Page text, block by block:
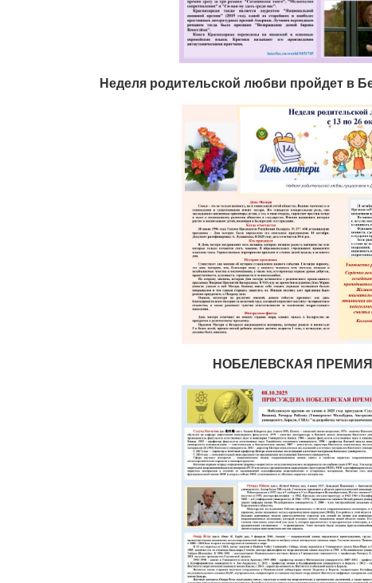
Неделя родительской любви пройдет в
НОБЕЛЕВСКАЯ ПРЕМИЯ